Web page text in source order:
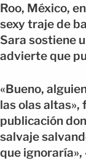
Roo, México,
sexy traje de
Sara sostiene
advierte que
«Bueno,
las olas altas»,
publicación
salvaje
que ignoraría»,